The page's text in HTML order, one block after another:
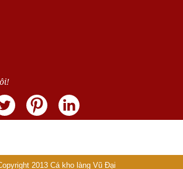
2013 Cá kho làng Vũ Đại